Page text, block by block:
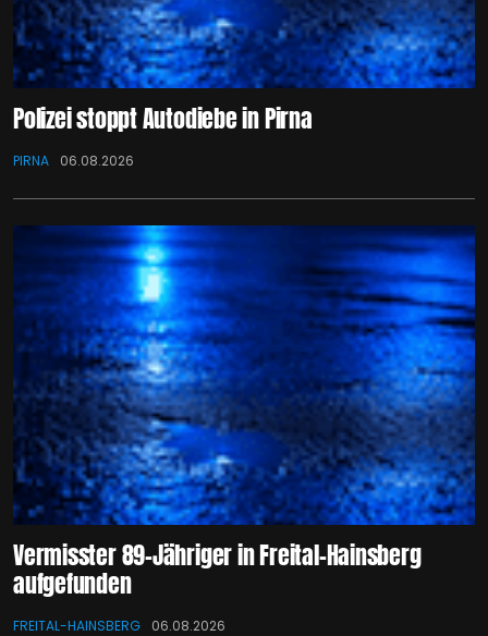
Polizei stoppt Autodiebe in Pirna
PIRNA 06.08.2026
Vermisster 89-Jähriger in Freital-Hainsberg
aufgefunden
FREITAL-HAINSBERG 06.08.2026